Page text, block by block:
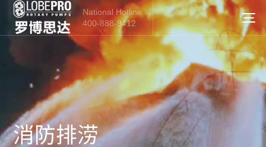
National Hotline
400-888-9412
消防排涝